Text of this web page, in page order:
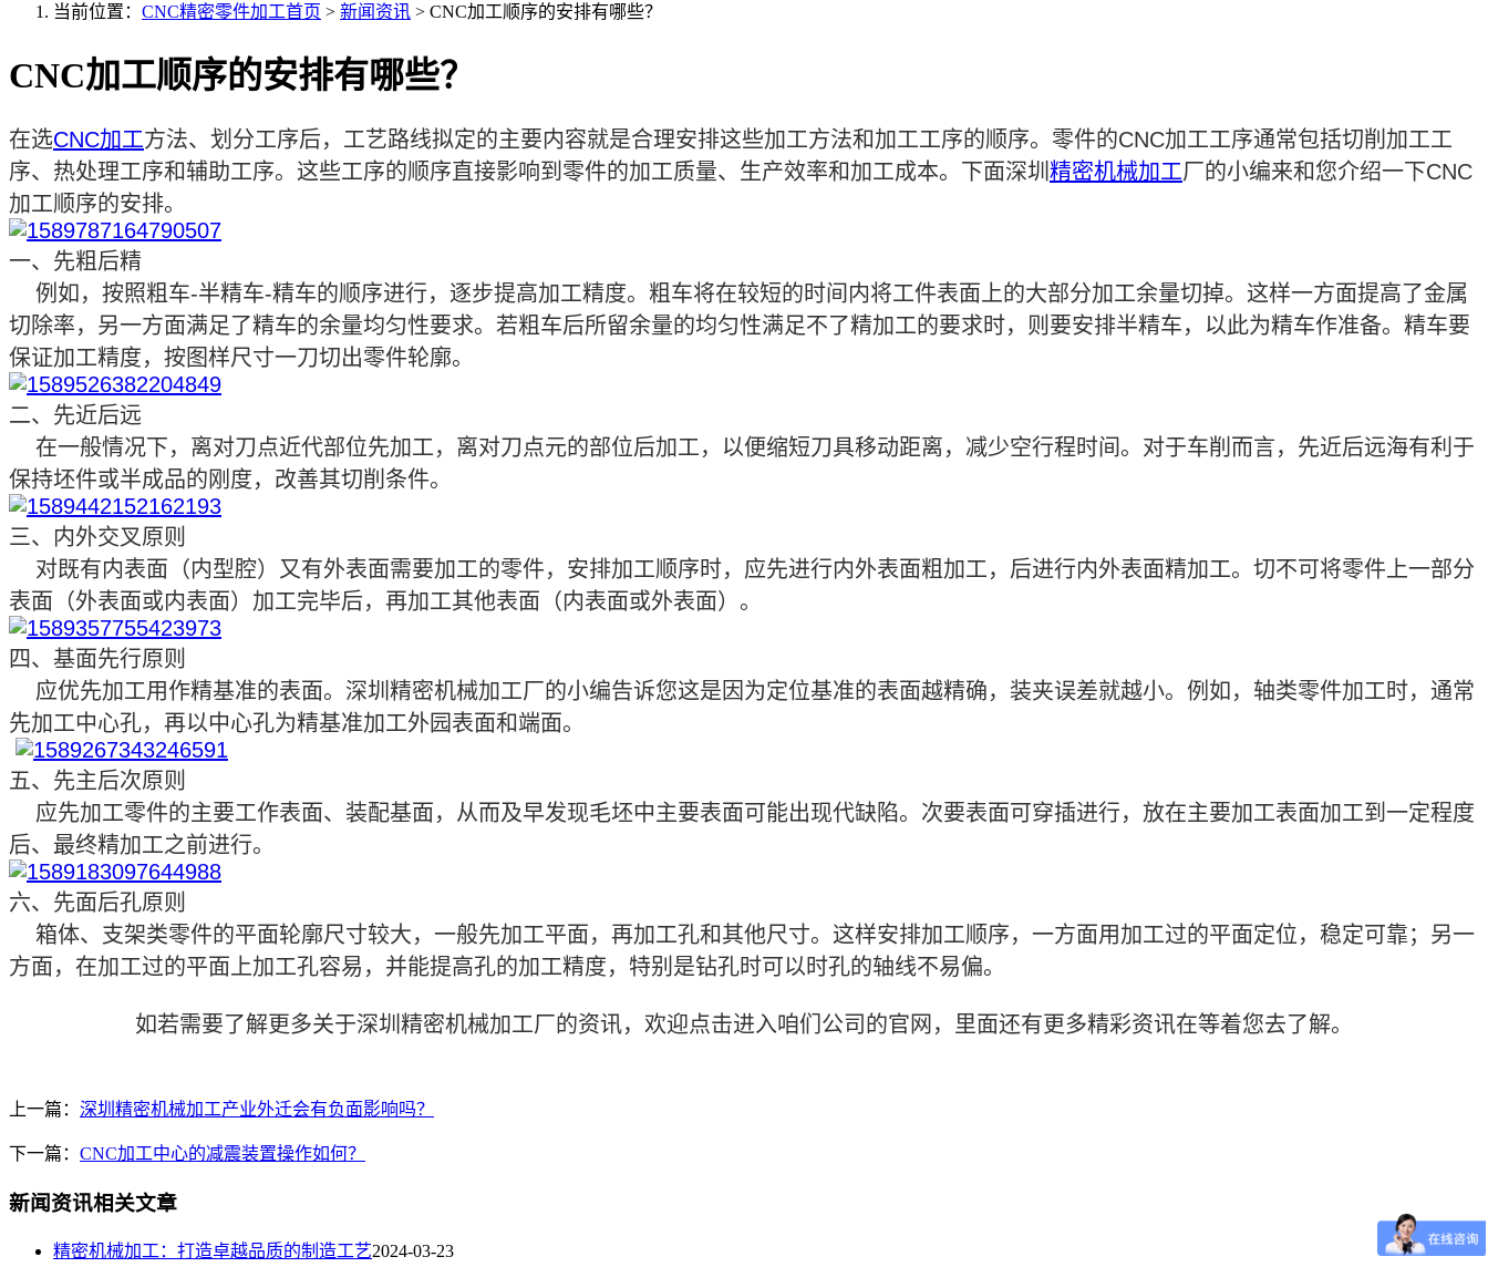
当前位置： CNC精密零件加工首页 > 新闻资讯 > CNC加工顺序的安排有哪些？
CNC加工顺序的安排有哪些？
在选CNC加工方法、划分工序后，工艺路线拟定的主要内容就是合理安排这些加工方法和加工工序的顺序。零件的CNC加工工序通常包括切削加工工
序、热处理工序和辅助工序。这些工序的顺序直接影响到零件的加工质量、生产效率和加工成本。下面深圳 精密机械加工厂的小编来和您介绍一下CNC
加工顺序的安排。
一、先粗后精
例如，按照粗车-半精车-精车的顺序进行，逐步提高加工精度。粗车将在较短的时间内将工件表面上的大部分加工余量切掉。这样一方面提高了金属
切除率，另一方面满足了精车的余量均匀性要求。若粗车后所留余量的均匀性满足不了精加工的要求时，则要安排半精车，以此为精车作准备。精车要
保证加工精度，按图样尺寸一刀切出零件轮廓。
二、先近后远
在一般情况下，离对刀点近代部位先加工，离对刀点元的部位后加工，以便缩短刀具移动距离，减少空行程时间。对于车削而言，先近后远海有利于
保持坯件或半成品的刚度，改善其切削条件。
三、内外交叉原则
对既有内表面（内型腔）又有外表面需要加工的零件，安排加工顺序时，应先进行内外表面粗加工，后进行内外表面精加工。切不可将零件上一部分
表面（外表面或内表面）加工完毕后，再加工其他表面（内表面或外表面）。
四、基面先行原则
应优先加工用作精基准的表面。 深圳精密机械加工厂的小编告诉您这是因为定位基准的表面越精确，装夹误差就越小。例如，轴类零件加工时，通常
先加工中心孔，再以中心孔为精基准加工外园表面和端面。
五、先主后次原则
应先加工零件的主要工作表面、装配基面，从而及早发现毛坯中主要表面可能出现代缺陷。次要表面可穿插进行，放在主要加工表面加工到一定程度
后、最终精加工之前进行。
六、先面后孔原则
箱体、支架类零件的平面轮廓尺寸较大，一般先加工平面，再加工孔和其他尺寸。这样安排加工顺序，一方面用加工过的平面定位，稳定可靠；另一
方面，在加工过的平面上加工孔容易，并能提高孔的加工精度，特别是钻孔时可以时孔的轴线不易偏。
如若需要了解更多关于深圳精密机械加工厂的资讯，欢迎点击进入咱们公司的官网，里面还有更多精彩资讯在等着您去了解。
上一篇： 深圳精密机械加工产业外迁会有负面影响吗？
下一篇： CNC加工中心的减震装置操作如何？
新闻资讯相关文章
​精密机械加工：打造卓越品质的制造工艺2024-03-23